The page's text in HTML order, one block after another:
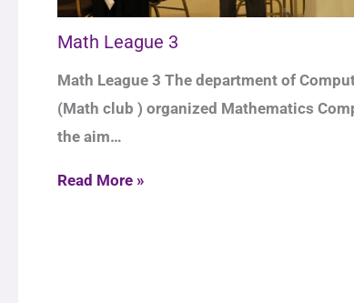
Math League 3
Math League 3 The department of
(Math club ) organized Mathematics
the aim…
Read More »